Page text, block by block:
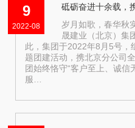
9
2022-08
砥砺奋进十余载，
岁月如歌，春华秋
晟建业（北京）集
此，集团于2022年8月5号，
题团建活动，携北京分公司
团始终恪守“客户至上、诚信
服…